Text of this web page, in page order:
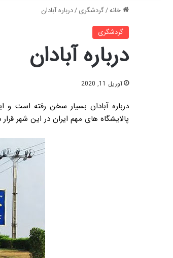
خانه/گردشگری/درباره آبادان
گردشگری
درباره آبادان
آوریل 11, 2020
درباره آبادان بسیار سخن رفته است
پالایشگاه های مهم ایران در این شهر